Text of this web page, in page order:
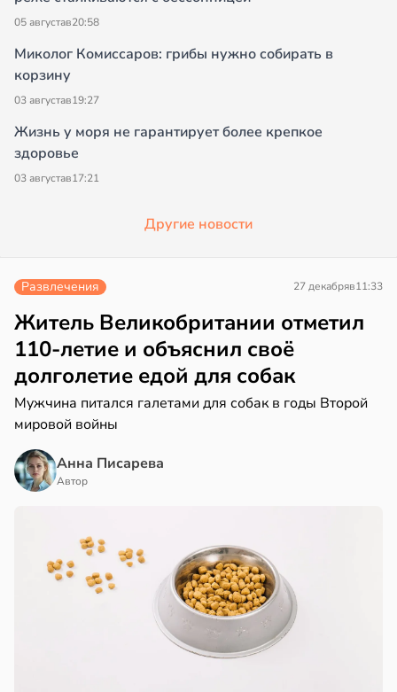
05 августав20:58
Миколог Комиссаров: грибы нужно собирать в
корзину
03 августав19:27
Жизнь у моря не гарантирует более крепкое
здоровье
03 августав17:21
Другие новости
Развлечения 27 декабряв11:33
Житель Великобритании отметил
110-летие и объяснил своё
долголетие едой для собак
Мужчина питался галетами для собак в годы Второй
мировой войны
Анна Писарева
Автор